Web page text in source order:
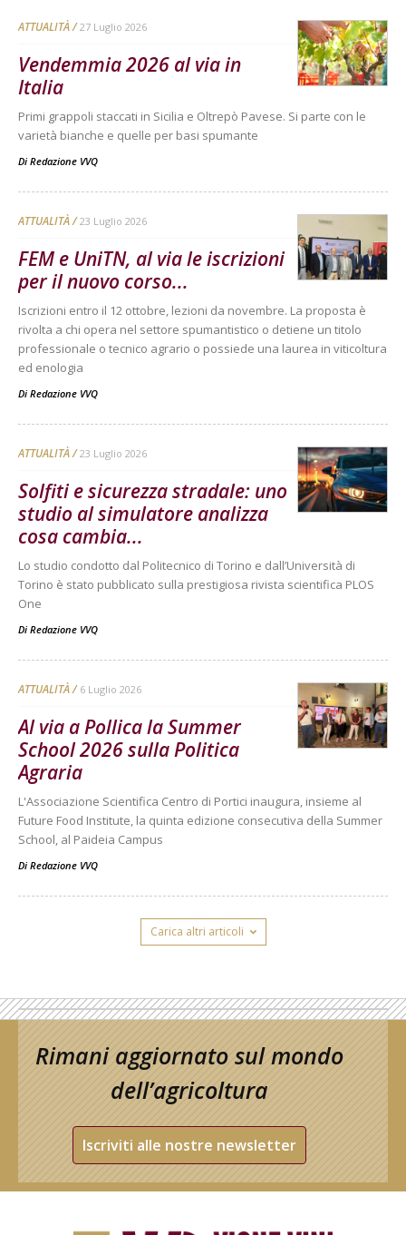
ATTUALITÀ 27 Luglio 2026
Vendemmia 2026 al via in
Italia
Primi grappoli staccati in Sicilia e Oltrepò Pavese. Si parte con le
varietà bianche e quelle per basi spumante
Di Redazione VVQ
ATTUALITÀ 23 Luglio 2026
FEM e UniTN, al via le iscrizioni
per il nuovo corso...
Iscrizioni entro il 12 ottobre, lezioni da novembre. La proposta è
rivolta a chi opera nel settore spumantistico o detiene un titolo
professionale o tecnico agrario o possiede una laurea in viticoltura
ed enologia
Di Redazione VVQ
ATTUALITÀ 23 Luglio 2026
Solfiti e sicurezza stradale: uno
studio al simulatore analizza
cosa cambia...
Lo studio condotto dal Politecnico di Torino e dall’Università di
Torino è stato pubblicato sulla prestigiosa rivista scientifica PLOS
One
Di Redazione VVQ
ATTUALITÀ 6 Luglio 2026
Al via a Pollica la Summer
School 2026 sulla Politica
Agraria
L'Associazione Scientifica Centro di Portici inaugura, insieme al
Future Food Institute, la quinta edizione consecutiva della Summer
School, al Paideia Campus
Di Redazione VVQ
Carica altri articoli
Rimani aggiornato sul mondo
dell’agricoltura
Iscriviti alle nostre newsletter